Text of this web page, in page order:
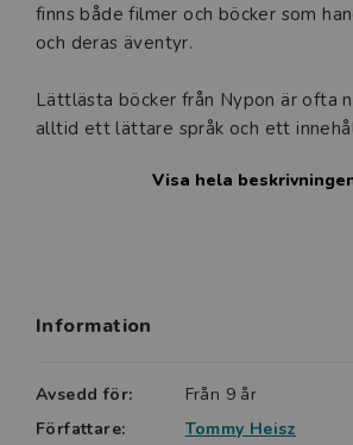
finns både filmer och böcker som
och deras äventyr.
Lättlästa böcker från Nypon är ofta
alltid ett lättare språk och ett
i sex nivåer. Serien Fakta om ligger
Visa hela
Information
Avsedd för:
Från 9 år
Författare:
Tommy Heisz